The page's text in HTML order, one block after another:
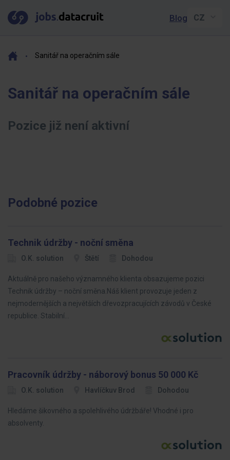
Blog
Sanitář na operačním sále
Sanitář na operačním sále
Pozice již není aktivní
Podobné pozice
Technik údržby - noční směna
O.K. solution Štětí Dohodou
Aktuálně pro našeho významného klienta obsazujeme pozici
Technik údržby – noční směna.Náš klient provozuje jeden z
nejmodernějších a největších dřevozpracujících závodů v České
republice. Stabilní…
Pracovník údržby - náborový bonus 50 000 Kč
O.K. solution Havlíčkuv Brod Dohodou
Hledáme šikovného a spolehlivého údržbáře! Vhodné i pro
absolventy.